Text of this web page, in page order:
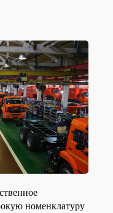
номенклатуру